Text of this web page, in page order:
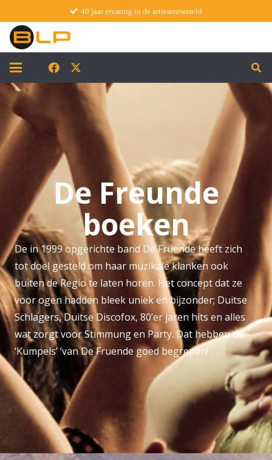
40 jaar ervaring in de artiestenwereld
De Freunde
boeken
De in 1999 opgerichte band De Fruende heeft zich
tot doel gesteld om haar muzikale klanken ook
buiten de Regio te laten horen. Het concept dat ze
voor ogen hadden bleek uniek en bijzonder; Duitse
Schlagers, Duitse Discofox, 80’er jaren hits en alles
wat zorgt voor Stimmung en Party. Dat hebben de
‘Kumpels’ ‘van De Fruende goed begrepen!